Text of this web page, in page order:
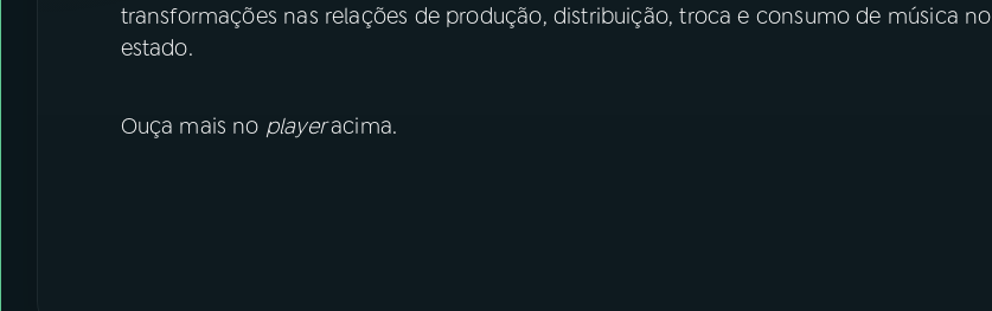
transformações nas relações de produção, distribuição, troca e consumo de música no
estado.
Ouça mais no playeracima.